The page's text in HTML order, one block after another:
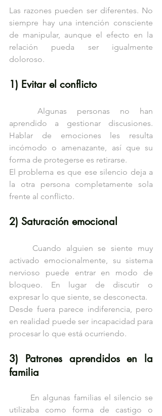
Las razones pueden ser diferentes. No
siempre hay una intención consciente
de manipular, aunque el efecto en la
relación pueda ser igualmente
doloroso.
1) Evitar el conflicto
aprendido a gestionar discusiones.
Hablar de emociones les resulta
incómodo o amenazante, así que su
forma de protegerse es retirarse.
El problema es que ese silencio deja a
la otra persona completamente sola
frente al conflicto.
2) Saturación emocional
activado emocionalmente, su sistema
nervioso puede entrar en modo de
bloqueo. En lugar de discutir o
expresar lo que siente, se desconecta.
Desde fuera parece indiferencia, pero
en realidad puede ser incapacidad para
procesar lo que está ocurriendo.
3) Patrones aprendidos en la
familia
utilizaba como forma de castigo o